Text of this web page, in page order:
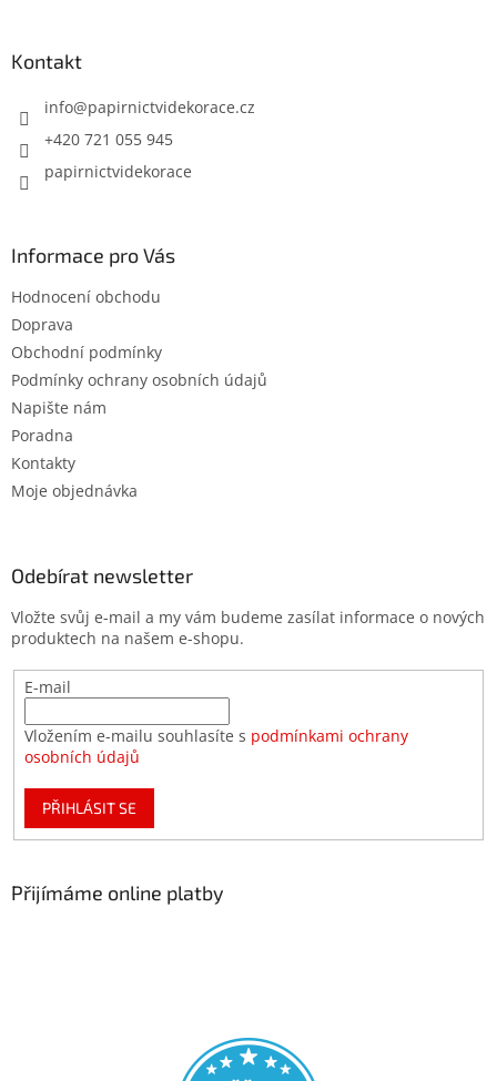
Kontakt
info@papirnictvidekorace.cz
+420 721 055 945
papirnictvidekorace
Informace pro Vás
Hodnocení obchodu
Doprava
Obchodní podmínky
Podmínky ochrany osobních údajů
Napište nám
Poradna
Kontakty
Moje objednávka
Odebírat newsletter
Vložte svůj e-mail a my vám budeme zasílat informace o nových
produktech na našem e-shopu.
E-mail
Vložením e-mailu souhlasíte s podmínkami ochrany
osobních údajů
PŘIHLÁSIT SE
Přijímáme online platby